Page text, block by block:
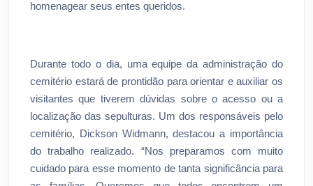
homenagear seus entes queridos.
Durante todo o dia, uma equipe da administração do
cemitério estará de prontidão para orientar e auxiliar os
visitantes que tiverem dúvidas sobre o acesso ou a
localização das sepulturas. Um dos responsáveis pelo
cemitério, Dickson Widmann, destacou a importância
do trabalho realizado. “Nos preparamos com muito
cuidado para esse momento de tanta significância para